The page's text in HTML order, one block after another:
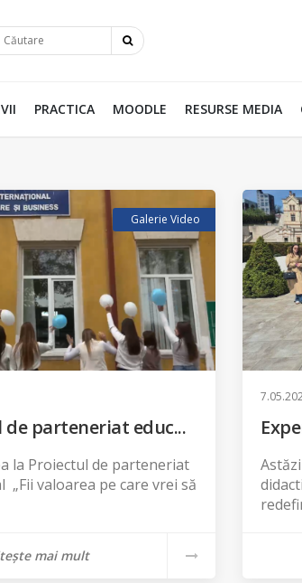
PRACTICA MOODLE RESURSE MEDIA
Galerie Video
de parteneriat educ...
la Proiectul de parteneriat
„Fii valoarea pe care vrei să
mai mult